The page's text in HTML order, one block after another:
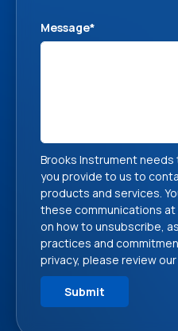
Message*
Brooks Instrument
you provide to us to
products and services.
these communications at
on how to unsubscribe,
practices and
privacy, please review our